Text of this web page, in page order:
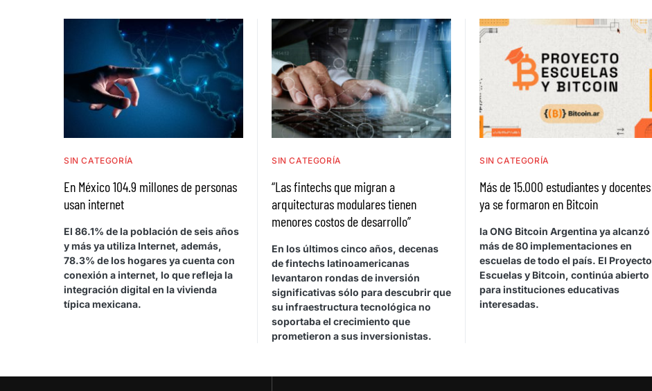
SIN CATEGORÍA
En México 104.9 millones de personas
usan internet
El 86.1% de la población de seis años
y más ya utiliza Internet, además,
78.3% de los hogares ya cuenta con
conexión a internet, lo que refleja la
integración digital en la vivienda
típica mexicana.
SIN CATEGORÍA
“Las fintechs que migran a
arquitecturas modulares tienen
menores costos de desarrollo”
En los últimos cinco años, decenas
de fintechs latinoamericanas
levantaron rondas de inversión
significativas sólo para descubrir que
su infraestructura tecnológica no
soportaba el crecimiento que
prometieron a sus inversionistas.
SIN CATEGORÍA
Más de 15.000 estudiantes y docentes
ya se formaron en Bitcoin
la ONG Bitcoin Argentina ya alcanzó
más de 80 implementaciones en
escuelas de todo el país. El Proyecto
Escuelas y Bitcoin, continúa abierto
para instituciones educativas
interesadas.